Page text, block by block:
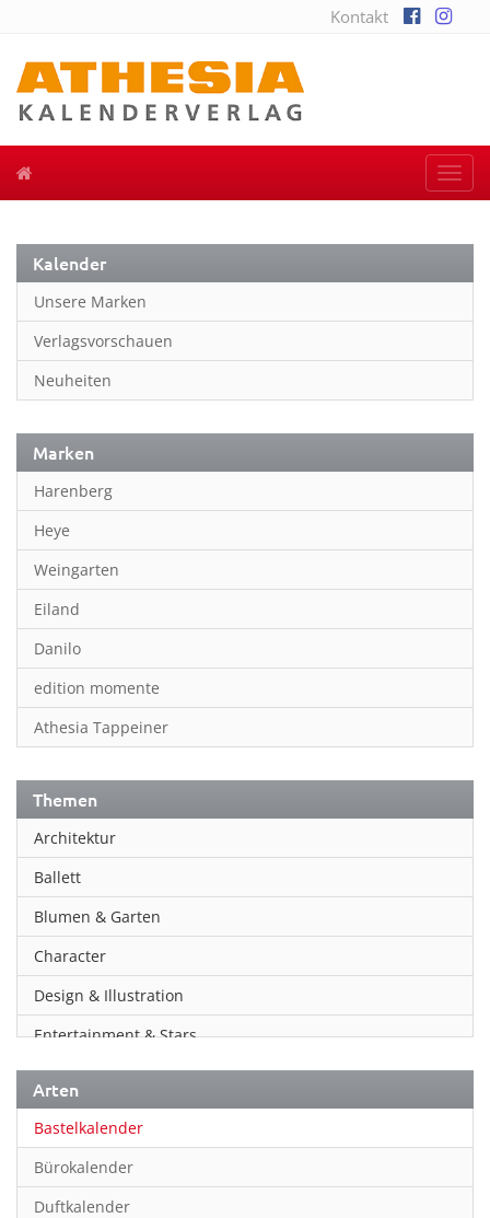
Kontakt
Kalender
Unsere Marken
Verlagsvorschauen
Neuheiten
Marken
Harenberg
Heye
Weingarten
Eiland
Danilo
edition momente
Athesia Tappeiner
Themen
Architektur
Ballett
Blumen & Garten
Character
Design & Illustration
Entertainment & Stars
Erotik
Essen & Trinken
Familienplaner
Fantasy
Arten
Bastelkalender
Bürokalender
Duftkalender